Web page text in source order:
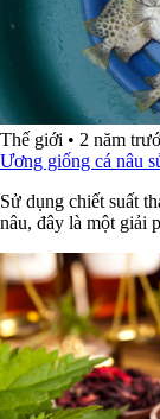
Thế giới • 2 năm
Ương giống cá nâu
Sử dụng chiết suất
nâu, đây là một giải